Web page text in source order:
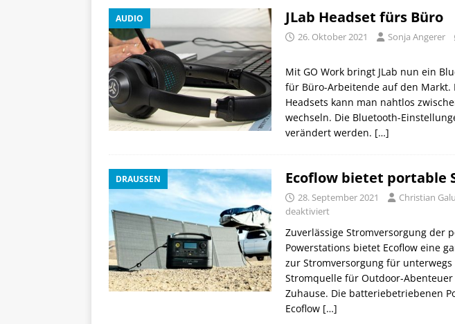
AUDIO JLab Headset fürs Büro
26. Oktober 2021 Sonja Angerer
Mit GO Work bringt JLab nun ein
für Büro-Arbeitende auf den Markt.
Headsets kann man nahtlos
wechseln. Die Bluetooth-
verändert werden. […]
DRAUSSEN Ecoflow bietet portable
28. September 2021 Christian
deaktiviert
Zuverlässige Stromversorgung der
Powerstations bietet Ecoflow eine
zur Stromversorgung für
Stromquelle für Outdoor-
Zuhause. Die batteriebetriebenen
Ecoflow […]